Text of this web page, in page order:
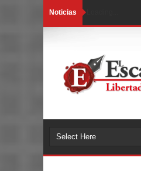
Noticias